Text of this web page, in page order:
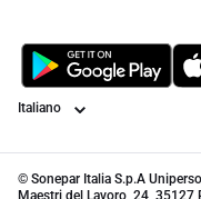
Lingua
© Sonepar Italia S.p.A
Maestri del Lavoro, 24, 35127